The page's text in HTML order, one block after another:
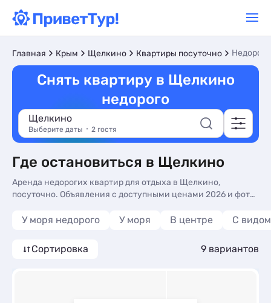
Главная Крым Щелкино Квартиры посуточно Недорого
Снять квартиру в Щелкино
недорого
Щелкино
Выберите даты 2 гостя
Где остановиться в Щелкино
Аренда недорогих квартир для отдыха в Щелкино,
посуточно. Объявления с доступными ценами 2026 и фото
Квартиры в Щелкино, бюджетно - более 10 вариантов, от
видом на горы.
У моря недорого У моря В центре С
Сортировка 9 вариантов